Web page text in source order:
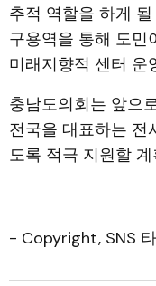
추적 역할을 하게
구용역을 통해 도민
미래지향적 센터 운
충남도의회는 앞으
전국을 대표하는 전
도록 적극 지원할
- Copyright, SNS